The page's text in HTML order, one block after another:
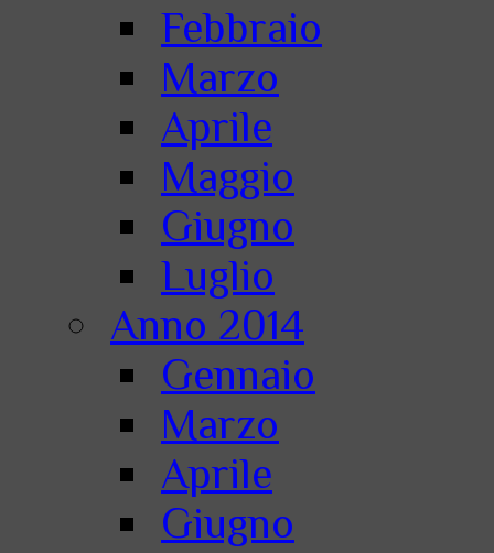
Febbraio
Marzo
Aprile
Maggio
Giugno
Luglio
Anno 2014
Gennaio
Marzo
Aprile
Giugno